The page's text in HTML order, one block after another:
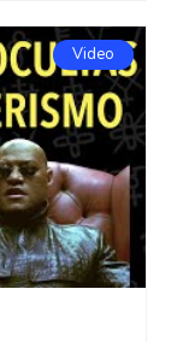
Video